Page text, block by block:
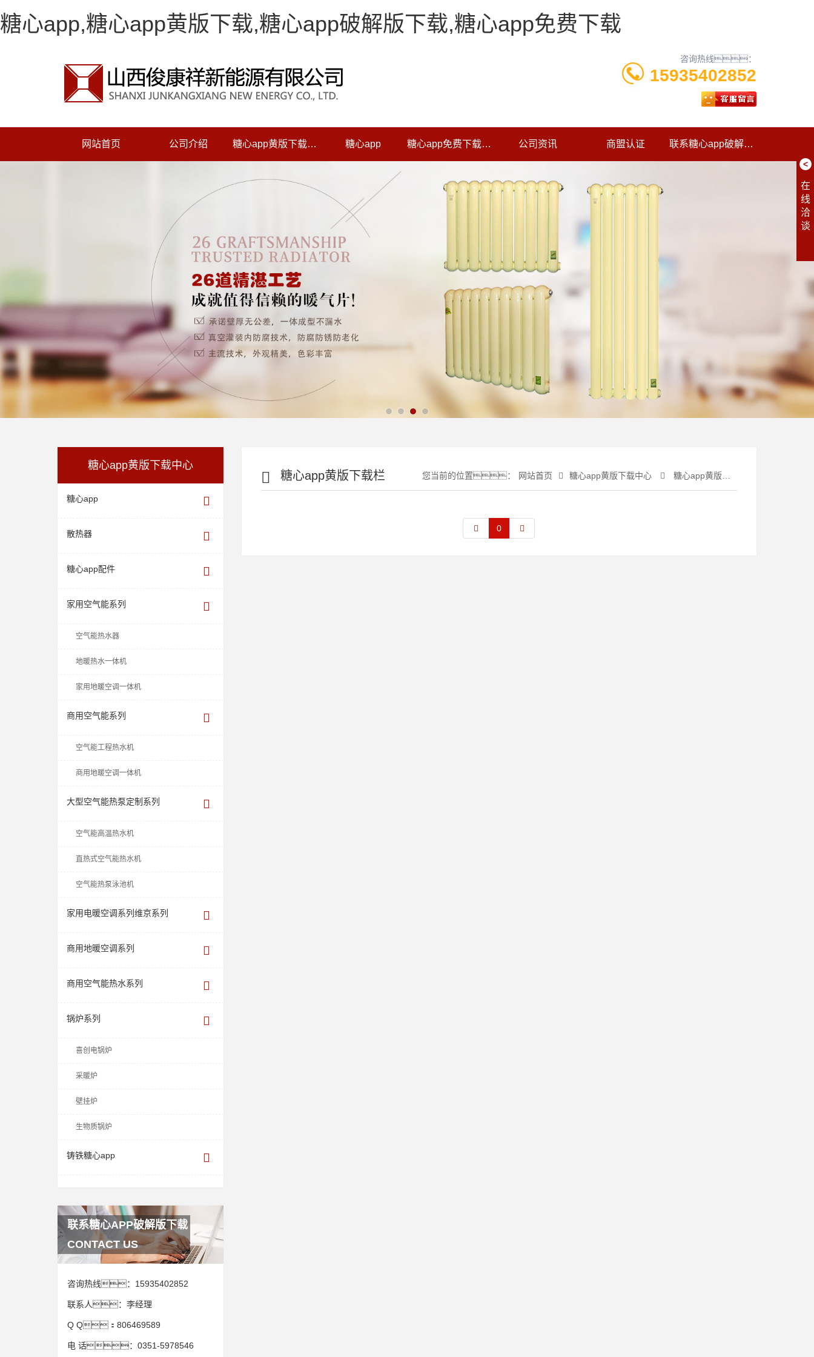
糖心app,糖心app黄版下载,糖心app破解版下载,糖心app免费下载
咨询热线：
15935402852
网站首页 公司介绍 糖心app黄版下载中心 糖心app 糖心app免费下载动态 公司资讯 商盟认证 联系糖心app破解版下载
糖心app黄版下载中心
糖心app
散热器
糖心app配件
家用空气能系列
空气能热水器
地暖热水一体机
家用地暖空调一体机
商用空气能系列
空气能工程热水机
商用地暖空调一体机
大型空气能热泵定制系列
空气能高温热水机
直热式空气能热水机
空气能热泵泳池机
家用电暖空调系列维京系列
商用地暖空调系列
商用空气能热水系列
锅炉系列
喜创电锅炉
采暖炉
壁挂炉
生物质锅炉
铸铁糖心app
联系糖心APP破解版下载
CONTACT US
咨询热线： 15935402852
联系人： 李经理
Q Q： 806469589
电 话： 0351-5978546
糖心app黄版下载栏 您当前的位置： 网站首页 糖心app黄版下载中心 糖心app黄版下载栏目
0
<
在
线
洽
谈